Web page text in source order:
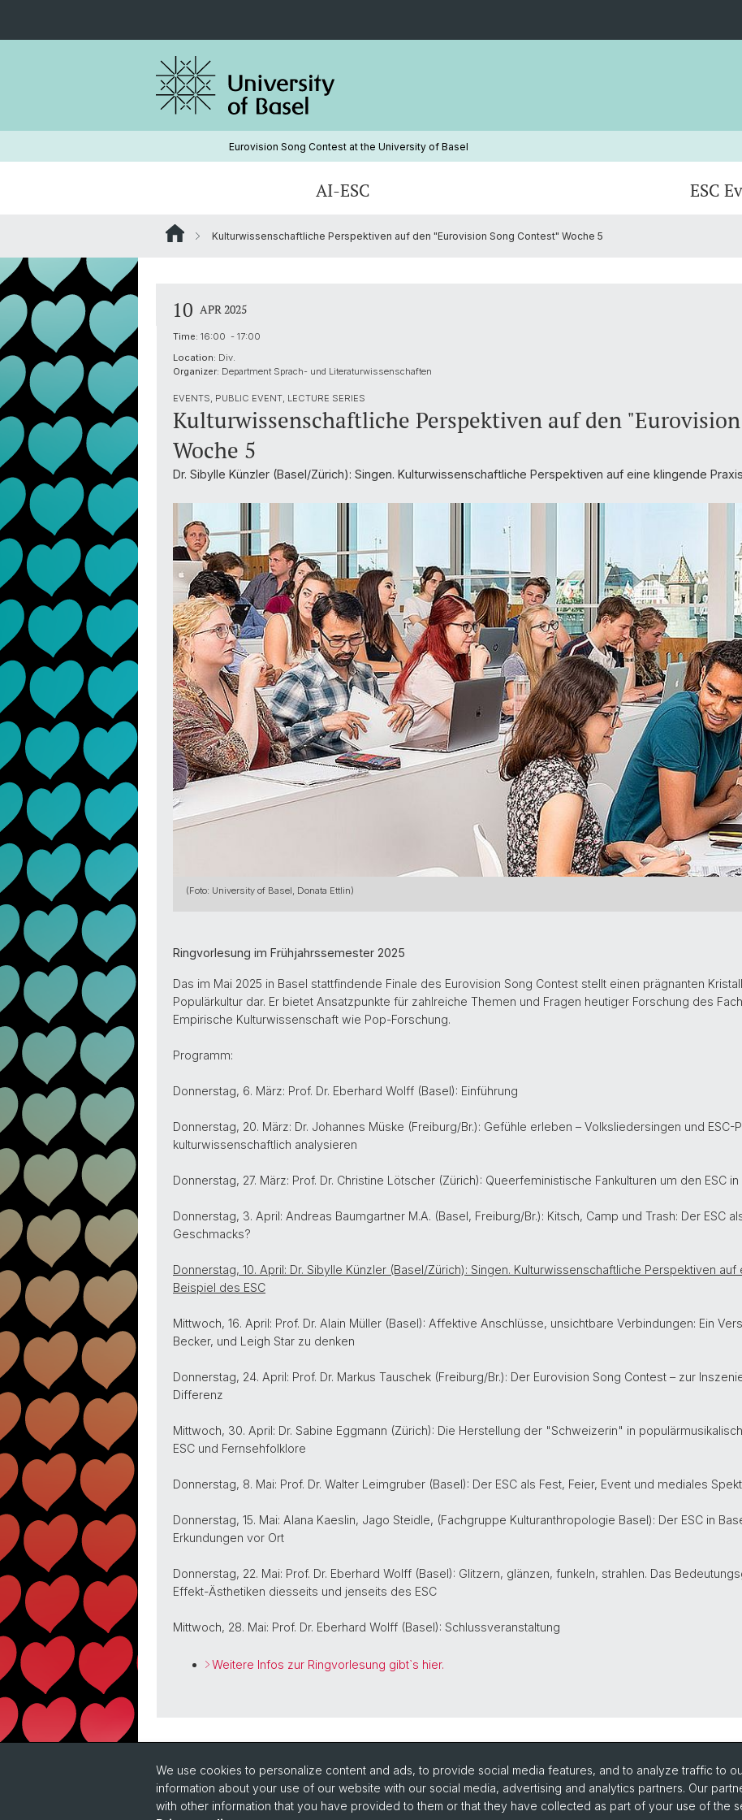
Eurovision Song Contest at the University of Basel
AI-ESC ESC
Kulturwissenschaftliche Perspektiven auf den "Eurovision Song Contest" Woche 5
10 APR 2025
Time: 16:00 - 17:00
Location: Div.
Organizer: Department Sprach- und Literaturwissenschaften
EVENTS, PUBLIC EVENT, LECTURE SERIES
Kulturwissenschaftliche Perspektiven auf den "Eurovision
Woche 5
Dr. Sibylle Künzler (Basel/Zürich): Singen. Kulturwissenschaftliche Perspektiven auf eine klingende
(Foto: University of Basel, Donata Ettlin)
Ringvorlesung im Frühjahrssemester 2025
Das im Mai 2025 in Basel stattfindende Finale des Eurovision Song Contest stellt einen prägnanten
Populärkultur dar. Er bietet Ansatzpunkte für zahlreiche Themen und Fragen heutiger Forschung des
Empirische Kulturwissenschaft wie Pop-Forschung.
Programm:
Donnerstag, 6. März: Prof. Dr. Eberhard Wolff (Basel): Einführung
Donnerstag, 20. März: Dr. Johannes Müske (Freiburg/Br.): Gefühle erleben – Volksliedersingen und ESC-
kulturwissenschaftlich analysieren
Donnerstag, 27. März: Prof. Dr. Christine Lötscher (Zürich): Queerfeministische Fankulturen um den ESC
Donnerstag, 3. April: Andreas Baumgartner M.A. (Basel, Freiburg/Br.): Kitsch, Camp und Trash: Der ESC
Geschmacks?
Donnerstag, 10. April: Dr. Sibylle Künzler (Basel/Zürich): Singen. Kulturwissenschaftliche Perspektiven
Beispiel des ESC
Mittwoch, 16. April: Prof. Dr. Alain Müller (Basel): Affektive Anschlüsse, unsichtbare Verbindungen: Ein
Becker, und Leigh Star zu denken
Donnerstag, 24. April: Prof. Dr. Markus Tauschek (Freiburg/Br.): Der Eurovision Song Contest – zur
Differenz
Mittwoch, 30. April: Dr. Sabine Eggmann (Zürich): Die Herstellung der "Schweizerin" in
ESC und Fernsehfolklore
Donnerstag, 8. Mai: Prof. Dr. Walter Leimgruber (Basel): Der ESC als Fest, Feier, Event und mediales
Donnerstag, 15. Mai: Alana Kaeslin, Jago Steidle, (Fachgruppe Kulturanthropologie Basel): Der ESC in
Erkundungen vor Ort
Donnerstag, 22. Mai: Prof. Dr. Eberhard Wolff (Basel): Glitzern, glänzen, funkeln, strahlen. Das
Effekt-Ästhetiken diesseits und jenseits des ESC
Mittwoch, 28. Mai: Prof. Dr. Eberhard Wolff (Basel): Schlussveranstaltung
Weitere Infos zur Ringvorlesung gibt`s hier.
We use cookies to personalize content and ads, to provide social media features, and to analyze traffic to
information about your use of our website with our social media, advertising and analytics partners. Our
with other information that you have provided to them or that they have collected as part of your use of the